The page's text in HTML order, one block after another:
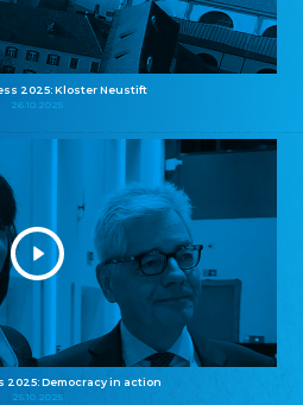
2025: Kloster Neustift
26.10.2025
2025: Democracy in action
25.10.2025